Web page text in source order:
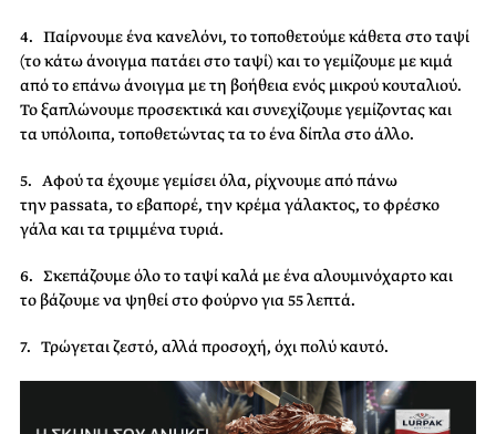
4. Παίρνουμε ένα κανελόνι, το τοποθετούμε κάθετα στο ταψί
(το κάτω άνοιγμα πατάει στο ταψί) και το γεμίζουμε με κιμά
από το επάνω άνοιγμα με τη βοήθεια ενός μικρού κουταλιού.
Το ξαπλώνουμε προσεκτικά και συνεχίζουμε γεμίζοντας και
τα υπόλοιπα, τοποθετώντας τα το ένα δίπλα στο άλλο.
5. Αφού τα έχουμε γεμίσει όλα, ρίχνουμε από πάνω
την passata, το εβαπορέ, την κρέμα γάλακτος, το φρέσκο
γάλα και τα τριμμένα τυριά.
6. Σκεπάζουμε όλο το ταψί καλά με ένα αλουμινόχαρτο και
το βάζουμε να ψηθεί στο φούρνο για 55 λεπτά.
7. Τρώγεται ζεστό, αλλά προσοχή, όχι πολύ καυτό.